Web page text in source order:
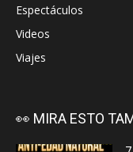
Espectáculos
Videos
Viajes
👀 MIRA ESTO